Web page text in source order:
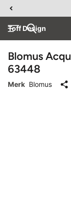
Toff Design
Blomus
63448
Merk Blomus